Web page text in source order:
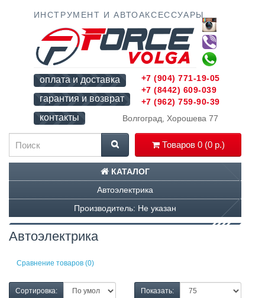
ИНСТРУМЕНТ И АВТОАКСЕССУАРЫ
оплата и доставка
гарантия и возврат
контакты
Волгоград, Хорошева 77
Товаров 0 (0 р.)
+7 (904) 771-19-05
+7 (8442) 609-039
+7 (962) 759-90-39
КАТАЛОГ
Автоэлектрика
Производитель: Не указан
Автоэлектрика
Сравнение товаров (0)
Сортировка: Показать: